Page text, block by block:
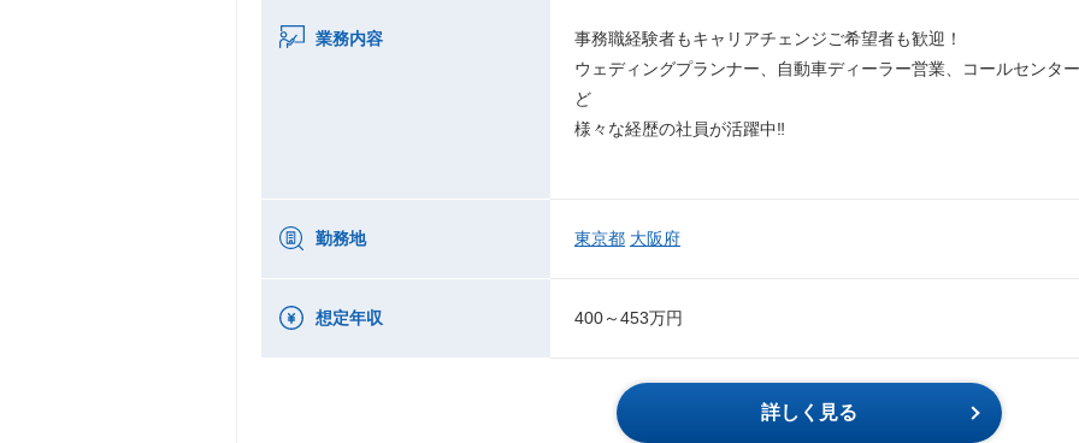
業務内容
事務職経験者もキャリアチェンジご希望者も歓迎！
ウェディングプランナー、自動車ディーラー営業、コールセンタ
ど
様々な経歴の社員が活躍中‼
勤務地 東京都 大阪府
想定年収 400～453万円
詳しく見る